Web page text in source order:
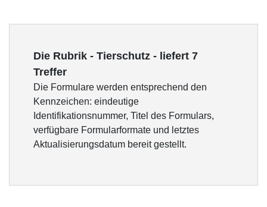
Die Rubrik - Tierschutz - liefert 7
Treffer
Die Formulare werden entsprechend den
Kennzeichen: eindeutige
Identifikationsnummer, Titel des Formulars,
verfügbare Formularformate und letztes
Aktualisierungsdatum bereit gestellt.